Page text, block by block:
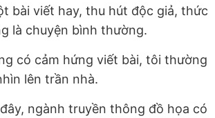
bài viết hay, thu hút độc giả, thức
là chuyện bình thường.
có cảm hứng viết bài, tôi thường
lên trần nhà.
ngành truyền thông đồ họa có